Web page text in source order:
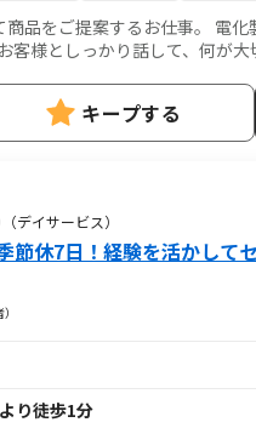
品をご提案するお仕事。 電
様としっかり話して、何が
キープする
デイサービス）
節休7日！経験を活かして
り徒歩1分